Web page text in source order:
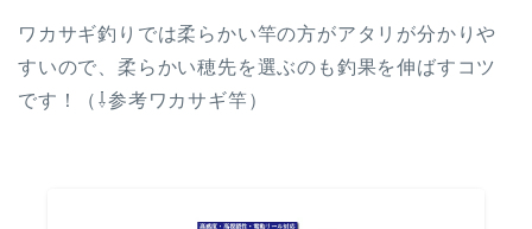
ワカサギ釣りでは柔らかい竿の方がアタリが分かりや
すいので、柔らかい穂先を選ぶのも釣果を伸ばすコツ
です！（⇩参考ワカサギ竿）